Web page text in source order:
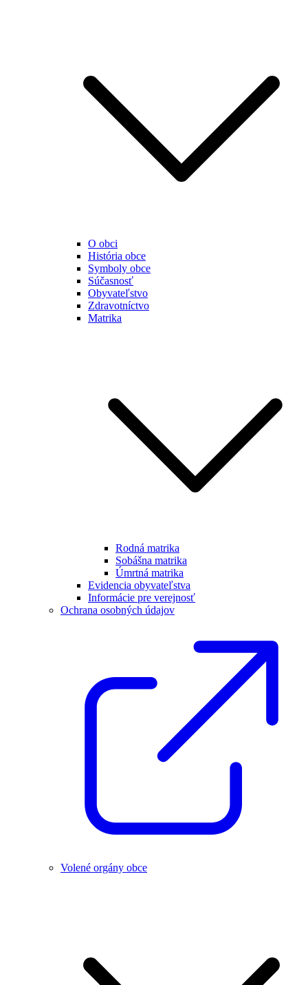
O obci
História obce
Symboly obce
Súčasnosť
Obyvateľstvo
Zdravotníctvo
Matrika
Rodná matrika
Sobášna matrika
Úmrtná matrika
Evidencia obyvateľstva
Informácie pre verejnosť
Ochrana osobných údajov
Volené orgány obce